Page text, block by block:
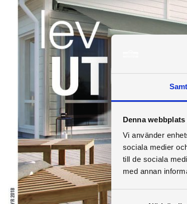
Denna
Vi använder
sociala medier
till de sociala
med annan
Samtyckesval